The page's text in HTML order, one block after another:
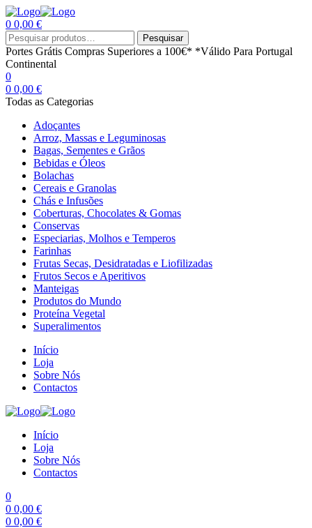
0 0,00 €
Menu
Procurar
por:
Pesquisar
Portes Grátis Compras Superiores a 100€* *Válido Para Portugal
Continental
0
0 0,00 €
Todas as Categorias
Adoçantes
Arroz, Massas e Leguminosas
Bagas, Sementes e Grãos
Bebidas e Óleos
Bolachas
Cereais e Granolas
Chás e Infusões
Coberturas, Chocolates & Gomas
Conservas
Especiarias, Molhos e Temperos
Farinhas
Frutas Secas, Desidratadas e Liofilizadas
Frutos Secos e Aperitivos
Manteigas
Produtos do Mundo
Proteína Vegetal
Superalimentos
Início
Loja
Sobre Nós
Contactos
Início
Loja
Sobre Nós
Contactos
0
0 0,00 €
0 0,00 €